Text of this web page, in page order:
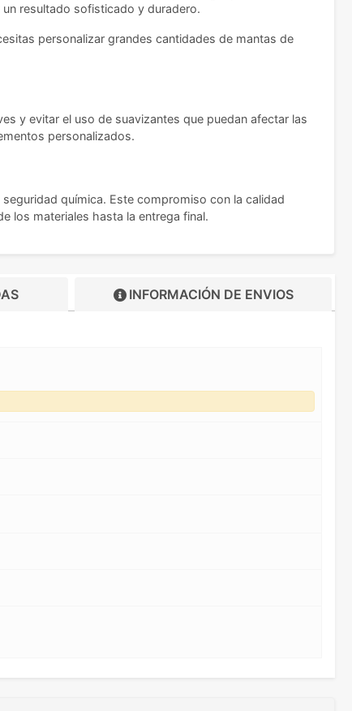
resultado sofisticado y duradero.
personalizar grandes cantidades de mantas de
y evitar el uso de suavizantes que puedan afectar las
personalizados.
química. Este compromiso con la calidad
los materiales hasta la entrega final.
INFORMACIÓN DE ENVIOS